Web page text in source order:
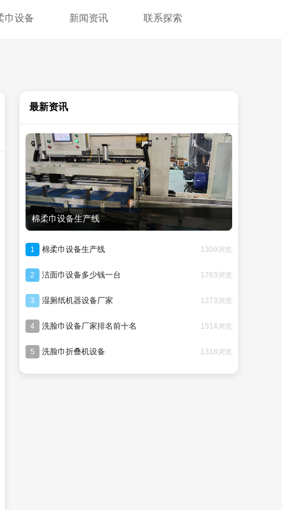
巾设备 新闻资讯 联系探索
最新资讯
棉柔巾设备生产线
1 棉柔巾设备生产线 1309浏览
2 洁面巾设备多少钱一台 1763浏览
3 湿厕纸机器设备厂家 1273浏览
4 洗脸巾设备厂家排名前十名 1514浏览
5 洗脸巾折叠机设备 1318浏览